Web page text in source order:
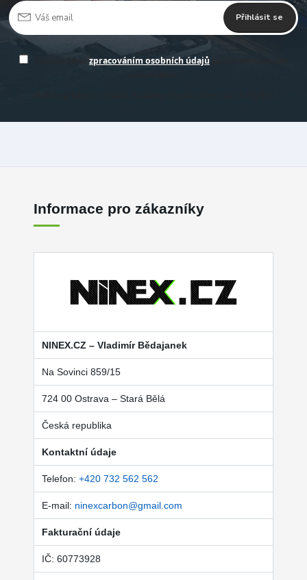
Přihlásit se
zpracováním osobních údajů
Informace pro zákazníky
NINEX.CZ – Vladimír Bědajanek
Na Sovinci 859/15
724 00 Ostrava – Stará Bělá
Česká republika
Kontaktní údaje
Telefon: +420 732 562 562
E-mail: ninexcarbon@gmail.com
Fakturační údaje
IČ: 60773928